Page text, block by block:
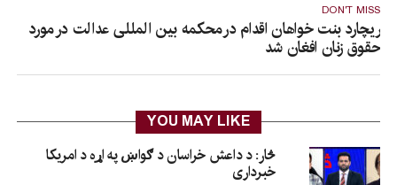
DON'T MISS
ریچارد بنت خواهان اقدام در محکمه بین المللی عدالت در مورد
حقوق زنان افغان شد
YOU MAY LIKE
څار: د داعش خراسان د ګواښ په اړه د امریکا
خبرداری